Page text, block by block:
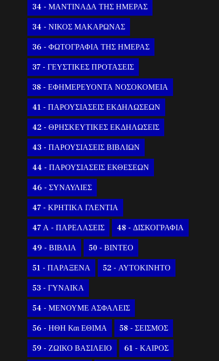
34 - ΜΑΝΤΙΝΑΔΑ ΤΗΣ ΗΜΕΡΑΣ
34 - ΝΙΚΟΣ ΜΑΚΑΡΩΝΑΣ
36 - ΦΩΤΟΓΡΑΦΙΑ ΤΗΣ ΗΜΕΡΑΣ
37 - ΓΕΥΣΤΙΚΕΣ ΠΡΟΤΑΣΕΙΣ
38 - ΕΦΗΜΕΡΕΥΟΝΤΑ ΝΟΣΟΚΟΜΕΙΑ
41 - ΠΑΡΟΥΣΙΑΣΕΙΣ ΕΚΔΗΛΩΣΕΩΝ
42 - ΘΡΗΣΚΕΥΤΙΚΕΣ ΕΚΔΗΛΩΣΕΙΣ
43 - ΠΑΡΟΥΣΙΑΣΕΙΣ ΒΙΒΛΙΩΝ
44 - ΠΑΡΟΥΣΙΑΣΕΙΣ ΕΚΘΕΣΕΩΝ
46 - ΣΥΝΑΥΛΙΕΣ
47 - ΚΡΗΤΙΚΑ ΓΛΕΝΤΙΑ
47 Α - ΠΑΡΕΛΑΣΕΙΣ 48 - ΔΙΣΚΟΓΡΑΦΙΑ
49 - ΒΙΒΛΙΑ 50 - ΒΙΝΤΕΟ
51 - ΠΑΡΑΞΕΝΑ 52 - ΑΥΤΟΚΙΝΗΤΟ
53 - ΓΥΝΑΙΚΑ
54 - ΜΕΝΟΥΜΕ ΑΣΦΑΛΕΙΣ
56 - ΗΘΗ Και ΕΘΙΜΑ 58 - ΣΕΙΣΜΟΣ
59 - ΖΩΙΚΟ ΒΑΣΙΛΕΙΟ 61 - ΚΑΙΡΟΣ